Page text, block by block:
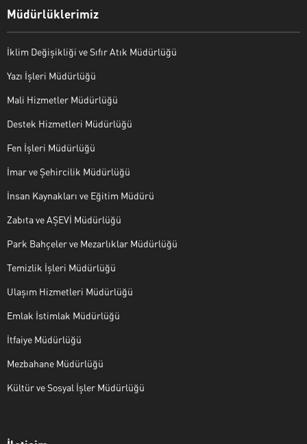
Müdürlüklerimiz
İklim Değişikliği ve Sıfır Atık Müdürlüğü
Yazı İşleri Müdürlüğü
Mali Hizmetler Müdürlüğü
Destek Hizmetleri Müdürlüğü
Fen İşleri Müdürlüğü
İmar ve Şehircilik Müdürlüğü
İnsan Kaynakları ve Eğitim Müdürü
Zabıta ve AŞEVİ Müdürlüğü
Park Bahçeler ve Mezarlıklar Müdürlüğü
Temizlik İşleri Müdürlüğü
Ulaşım Hizmetleri Müdürlüğü
Emlak İstimlak Müdürlüğü
İtfaiye Müdürlüğü
Mezbahane Müdürlüğü
Kültür ve Sosyal İşler Müdürlüğü